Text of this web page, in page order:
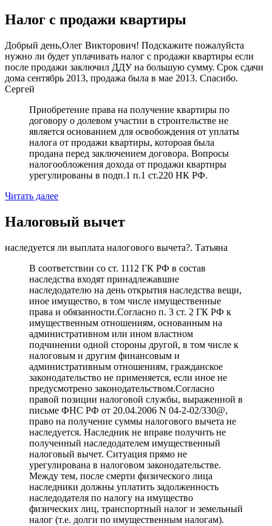
Налог с продажи квартиры
Добрый день,Олег Викторович! Подскажите пожалуйста
нужно ли будет уплачивать налог с продажи квартиры если
после продажи заключил ДДУ на большую сумму. Срок сдачи
дома сентябрь 2013, продажа была в мае 2013. Спасибо.
Сергей
Приобретение права на получение квартиры по
договору о долевом участии в строительстве не
является основанием для освобождения от уплаты
налога от продажи квартиры, котороая была
продана перед заключением договора. Вопросы
налогообложения дохода от продажи квартиры
урегулированы в подп.1 п.1 ст.220 НК РФ.
Читать далее
Налоговый вычет
наследуется ли выплата налогового вычета?. Татьяна
В соответствии со ст. 1112 ГК РФ в состав
наследства входят принадлежавшие
наследодателю на день открытия наследства вещи,
иное имущество, в том числе имущественные
права и обязанности.Согласно п. 3 ст. 2 ГК РФ к
имущественным отношениям, основанным на
административном или ином властном
подчинении одной стороны другой, в том числе к
налоговым и другим финансовым и
административным отношениям, гражданское
законодательство не применяется, если иное не
предусмотрено законодательством.Согласно
правой позиции налоговой службы, выраженной в
письме ФНС РФ от 20.04.2006 N 04-2-02/330@,
право на получение суммы налогового вычета не
наследуется. Наследник не вправе получить не
полученный наследодателем имущественный
налоговый вычет. Ситуация прямо не
урегулирована в налоговом законодательстве.
Между тем, после смерти физического лица
наследники должны уплатить задолженность
наследодателя по налогу на имущество
физических лиц, транспортный налог и земельный
налог (т.е. долги по имущественным налогам).